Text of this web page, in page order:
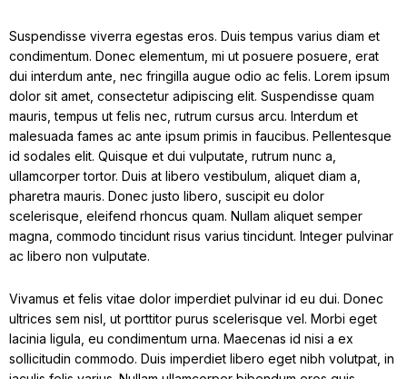
Suspendisse viverra egestas eros. Duis tempus varius diam et
condimentum. Donec elementum, mi ut posuere posuere, erat
dui interdum ante, nec fringilla augue odio ac felis. Lorem ipsum
dolor sit amet, consectetur adipiscing elit. Suspendisse quam
mauris, tempus ut felis nec, rutrum cursus arcu. Interdum et
malesuada fames ac ante ipsum primis in faucibus. Pellentesque
id sodales elit. Quisque et dui vulputate, rutrum nunc a,
ullamcorper tortor. Duis at libero vestibulum, aliquet diam a,
pharetra mauris. Donec justo libero, suscipit eu dolor
scelerisque, eleifend rhoncus quam. Nullam aliquet semper
magna, commodo tincidunt risus varius tincidunt. Integer pulvinar
ac libero non vulputate.
Vivamus et felis vitae dolor imperdiet pulvinar id eu dui. Donec
ultrices sem nisl, ut porttitor purus scelerisque vel. Morbi eget
lacinia ligula, eu condimentum urna. Maecenas id nisi a ex
sollicitudin commodo. Duis imperdiet libero eget nibh volutpat, in